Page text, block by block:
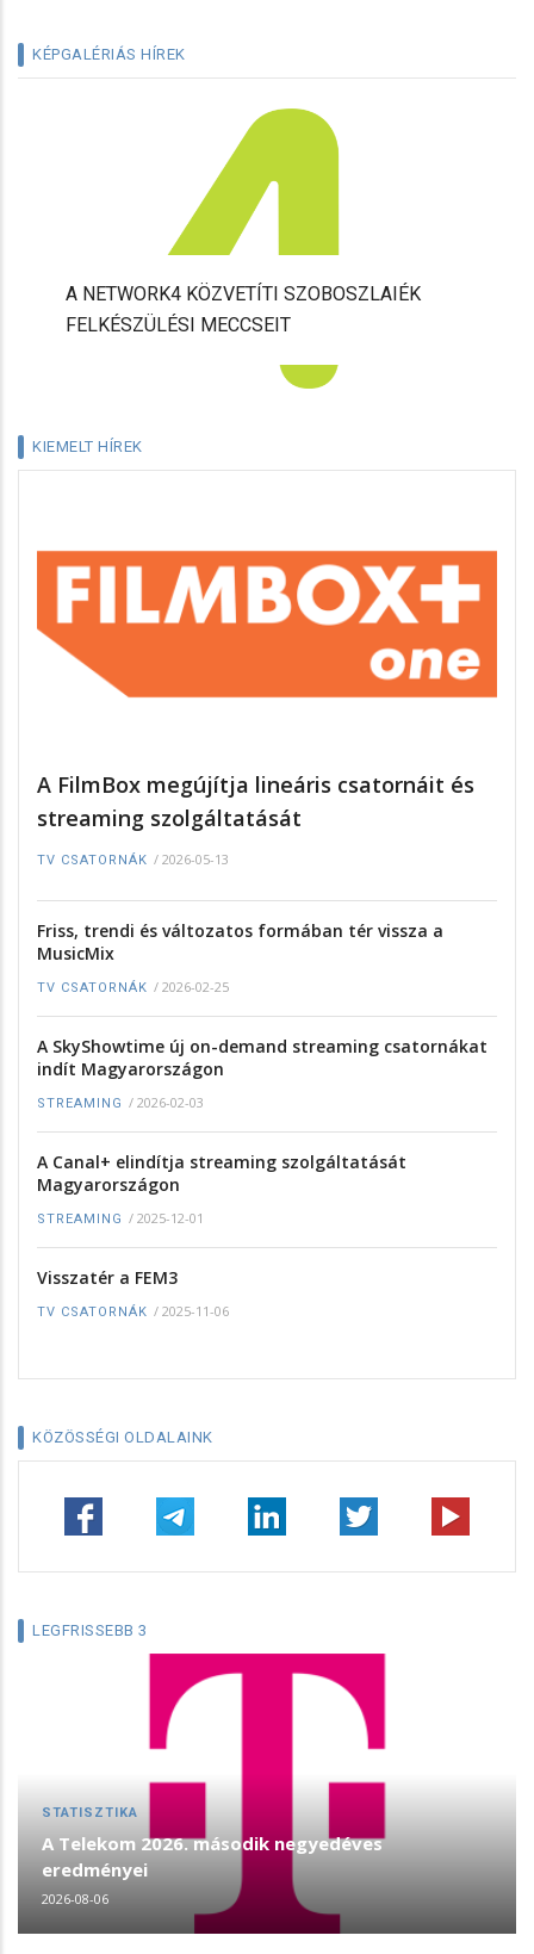
KÉPGALÉRIÁS HÍREK
EUROSPORTON: A TÖKÉLETES WIMBLEDON-
ÉLMÉNY
KIEMELT HÍREK
A FilmBox megújítja lineáris csatornáit és
streaming szolgáltatását
TV CSATORNÁK / 2026-05-13
Friss, trendi és változatos formában tér vissza a
MusicMix
TV CSATORNÁK / 2026-02-25
A SkyShowtime új on-demand streaming csatornákat
indít Magyarországon
STREAMING / 2026-02-03
A Canal+ elindítja streaming szolgáltatását
Magyarországon
STREAMING / 2025-12-01
Visszatér a FEM3
TV CSATORNÁK / 2025-11-06
KÖZÖSSÉGI OLDALAINK
LEGFRISSEBB 3
STATISZTIKA
A Telekom 2026. második negyedéves
eredményei
2026-08-06